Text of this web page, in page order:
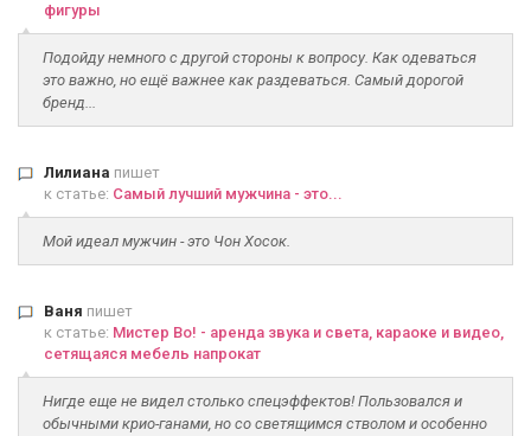
фигуры
Подойду немного с другой стороны к вопросу. Как одеваться
это важно, но ещё важнее как раздеваться. Самый дорогой
бренд...
Лилиана пишет
к статье: Самый лучший мужчина - это...
Мой идеал мужчин - это Чон Хосок.
Ваня пишет
к статье: Мистер Во! - аренда звука и света, караоке и видео,
сетящаяся мебель напрокат
Нигде еще не видел столько спецэффектов! Пользовался и
обычными крио-ганами, но со светящимся стволом и особенно